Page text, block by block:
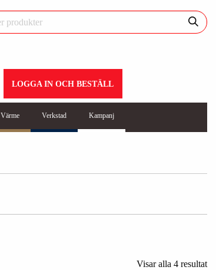
LOGGA IN OCH BESTÄLL
Värme Verkstad Kampanj
Visar alla 4 resultat